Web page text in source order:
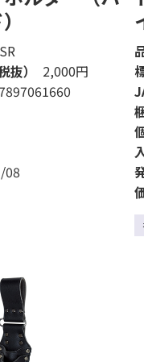
）
2,000円
08